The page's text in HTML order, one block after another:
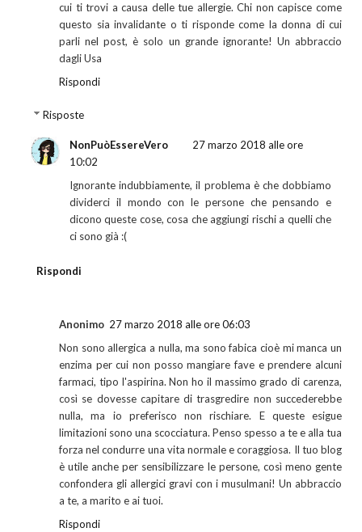
cui ti trovi a causa delle tue allergie. Chi non capisce come
questo sia invalidante o ti risponde come la donna di cui
parli nel post, è solo un grande ignorante! Un abbraccio
dagli Usa
Rispondi
Risposte
NonPuòEssereVero
27 marzo 2018 alle ore
10:02
Ignorante indubbiamente, il problema è che dobbiamo
dividerci il mondo con le persone che pensando e
dicono queste cose, cosa che aggiungi rischi a quelli che
ci sono già :(
Rispondi
Anonimo 27 marzo 2018 alle ore 06:03
Non sono allergica a nulla, ma sono fabica cioè mi manca un
enzima per cui non posso mangiare fave e prendere alcuni
farmaci, tipo l'aspirina. Non ho il massimo grado di carenza,
così se dovesse capitare di trasgredire non succederebbe
nulla, ma io preferisco non rischiare. E queste esigue
limitazioni sono una scocciatura. Penso spesso a te e alla tua
forza nel condurre una vita normale e coraggiosa. Il tuo blog
è utile anche per sensibilizzare le persone, così meno gente
confondera gli allergici gravi con i musulmani! Un abbraccio
a te, a marito e ai tuoi.
Rispondi